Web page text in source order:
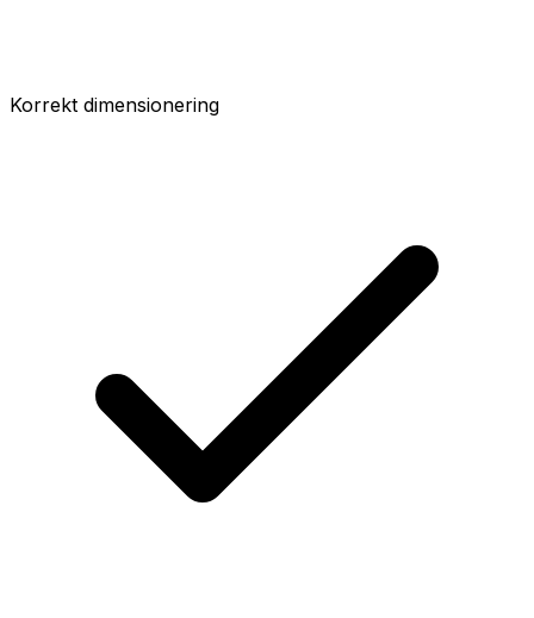
Korrekt dimensionering